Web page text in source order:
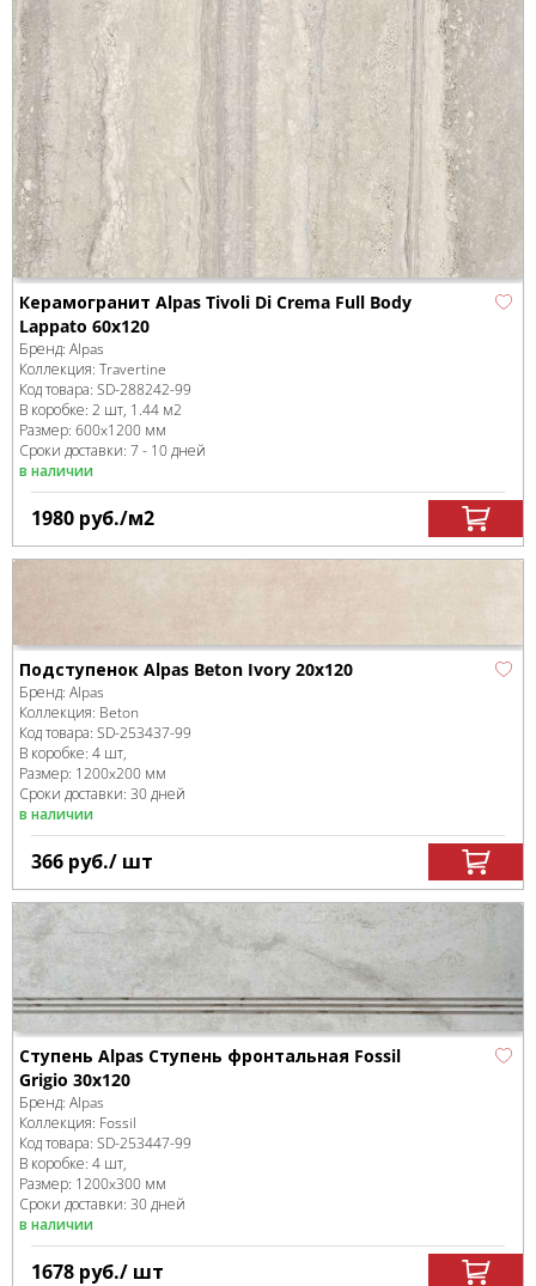
Керамогранит Alpas Tivoli Di Crema Full Body
Lappato 60x120
Бренд: Alpas
Коллекция: Travertine
Код товара: SD-288242-99
В коробке: 2 шт, 1.44 м2
Размер: 600x1200 мм
Сроки доставки: 7 - 10 дней
в наличии
1980 руб./м2
Подступенок Alpas Beton Ivory 20x120
Бренд: Alpas
Коллекция: Beton
Код товара: SD-253437-99
В коробке: 4 шт,
Размер: 1200x200 мм
Сроки доставки: 30 дней
в наличии
366 руб./ шт
Ступень Alpas Ступень фронтальная Fossil
Grigio 30x120
Бренд: Alpas
Коллекция: Fossil
Код товара: SD-253447-99
В коробке: 4 шт,
Размер: 1200x300 мм
Сроки доставки: 30 дней
в наличии
1678 руб./ шт